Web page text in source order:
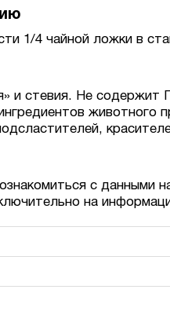
1/4 чайной ложки в
и стевия. Не
животного
с данными
на